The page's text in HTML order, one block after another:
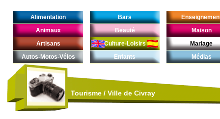
Alimentation
Animaux
Artisans
Autos-Motos-Vélos
Bars
Beauté
Culture-Loisirs
Enfants
Maison
Mariage
Médias
Tourisme / Ville de Civray